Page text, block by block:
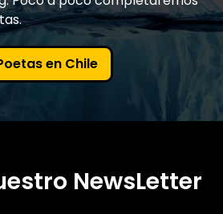
en Chile
NewsLetter